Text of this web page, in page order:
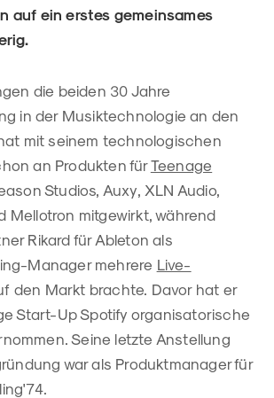
auf ein erstes gemeinsames
die beiden 30 Jahre
in der Musiktechnologie an den
mit seinem technologischen
an Produkten fürTeenage
Studios, Auxy, XLN Audio,
Mellotron mitgewirkt, während
Rikard für Ableton als
Manager mehrere Live-
den Markt brachte. Davor hat er
Start-Up Spotify organisatorische
Seine letzte Anstellung
war als Produktmanager für